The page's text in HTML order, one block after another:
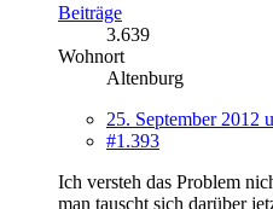
Beiträge
3.639
Wohnort
Altenburg
25. September 2012
#1.393
Ich versteh das Problem
man tauscht sich darüber